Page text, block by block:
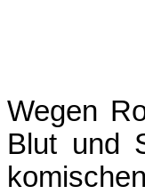
Wegen
Blut und